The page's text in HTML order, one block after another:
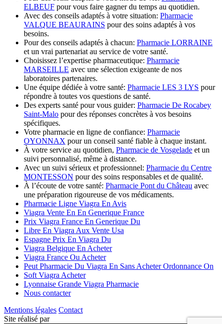
ELBEUF pour vous faire gagner du temps au quotidien.
Avec des conseils adaptés à votre situation: Pharmacie
VALQUE BEAURAINS pour des soins adaptés à vos
besoins.
Pour des conseils adaptés à chacun: Pharmacie LORRAINE
et un vrai partenariat au service de votre santé.
Choisissez l’expertise pharmaceutique: Pharmacie
MARSEILLE avec une sélection exigeante de nos
laboratoires partenaires.
Une équipe dédiée à votre santé: Pharmacie LES 3 LYS pour
répondre à toutes vos questions de santé.
Des experts santé pour vous guider: Pharmacie De Rocabey
Saint-Malo pour des réponses concrètes à vos besoins
spécifiques.
Votre pharmacie en ligne de confiance: Pharmacie
OYONNAX pour un conseil santé fiable à chaque instant.
À votre service au quotidien, Pharmacie de Vosgelade et un
suivi personnalisé, même à distance.
Avec un suivi sérieux et professionnel: Pharmacie du Centre
MONTESSON pour des soins responsables et de qualité.
À l’écoute de votre santé: Pharmacie Pont du Château avec
une préparation rigoureuse de vos médicaments.
Pharmacie Ligne Viagra En Avis
Viagra Vente En En Generique France
Prix Viagra France En Generique Du
Libre En Viagra Aux Vente Usa
Espagne Prix En Viagra Du
Viagra Belgique En Acheter
Viagra France Ou Acheter
Peut Pharmacie Du Viagra En Sans Acheter Ordonnance On
Soft Viagra Acheter
Lyonnaise Grande Viagra Pharmacie
Nous contacter
Mentions légales Contact
Site réalisé par